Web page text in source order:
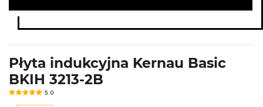
Płyta indukcyjna Kernau Basic
BKIH 3213-2B
5.0